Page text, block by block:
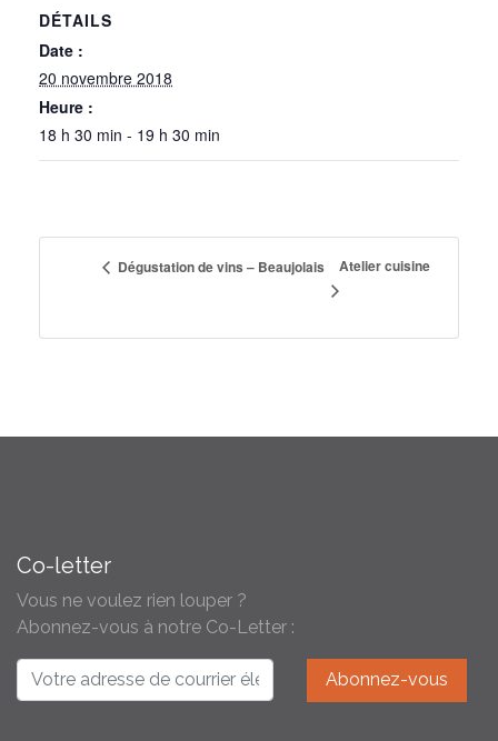
DÉTAILS
Date :
20 novembre 2018
Heure :
18 h 30 min - 19 h 30 min
Dégustation de vins – Beaujolais Atelier cuisine
Co-letter
Vous ne voulez rien louper ?
Abonnez-vous à notre Co-Letter :